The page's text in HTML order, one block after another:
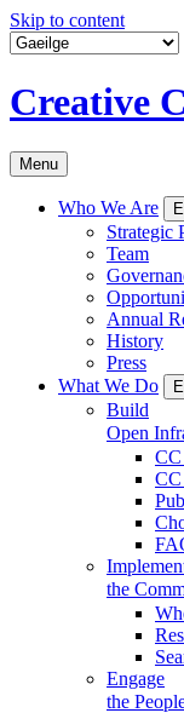
Skip to content
Creative
Menu
Who We Are
Strategic
Team
Annual
History
Press
What We Do
Build
Open
CC
CC
the
Engage
the